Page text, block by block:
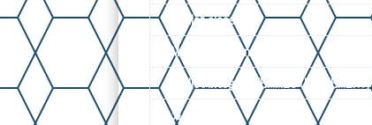
Maillot classique
Maillot brésilien
Maillot Intégral (FEMMES UNIQUEMENT)
½ Jambes